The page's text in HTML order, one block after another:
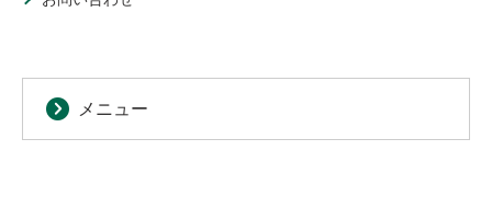
メニュー